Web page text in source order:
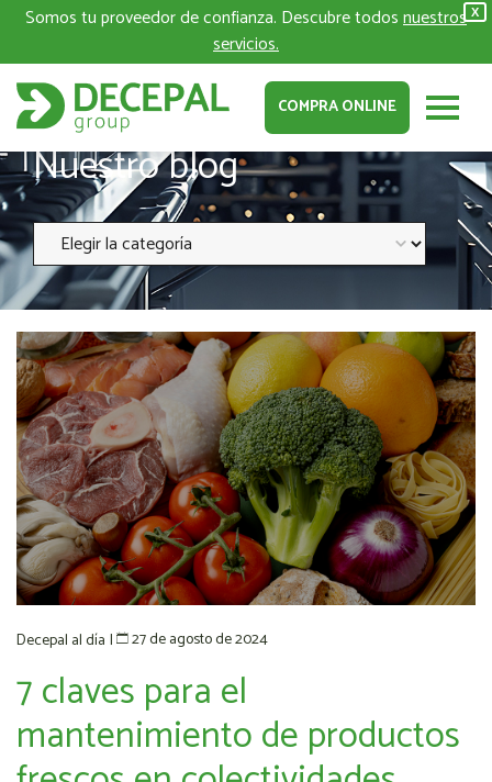
X
Somos tu proveedor de confianza. Descubre todosnuestros
servicios.
COMPRA ONLINE
Nuestro blog
Decepal al día | 27 de agosto de 2024
7 claves para el
mantenimiento de productos